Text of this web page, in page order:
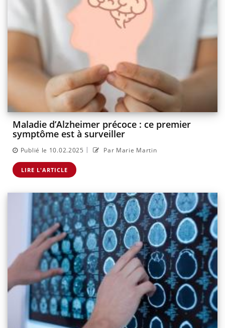
Maladie d’Alzheimer précoce : ce premier
symptôme est à surveiller
Publié le 10.02.2025 | Par Marie Martin
LIRE L'ARTICLE